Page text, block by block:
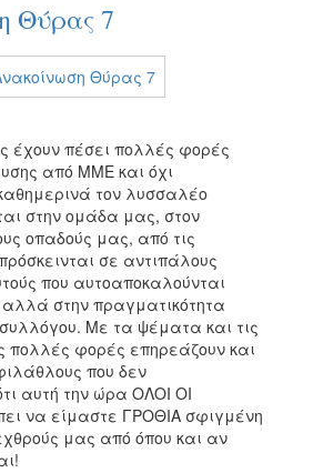
Θύρας 7
έχουν πέσει πολλές φορές
από ΜΜΕ και όχι
τον λυσσαλέο
στην ομάδα μας, στον
οπαδούς μας, από τις
σε αντιπάλους
που αυτοαποκαλούνται
αλλά στην πραγματικότητα
συλλόγου. Με τα ψέματα και τις
πολλές φορές επηρεάζουν και
που δεν
αυτή την ώρα ΟΛΟΙ ΟΙ
να είμαστε ΓΡΟΘΙΑ σφιγμένη
μας από όπου και αν